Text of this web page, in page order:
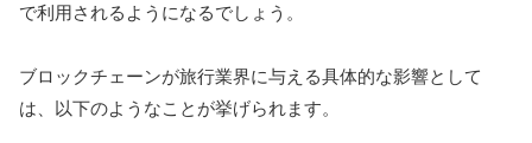
で利用されるようになるでしょう。
ブロックチェーンが旅行業界に与える具体的な影響として
は、以下のようなことが挙げられます。